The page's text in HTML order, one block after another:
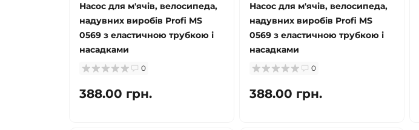
Насос для м'ячів, велосипеда,
надувних виробів Profi MS
0569 з еластичною трубкою і
насадками
0
388.00 грн.
Насос для м'ячів, велосипеда,
надувних виробів Profi MS
0569 з еластичною трубкою і
насадками
0
388.00 грн.